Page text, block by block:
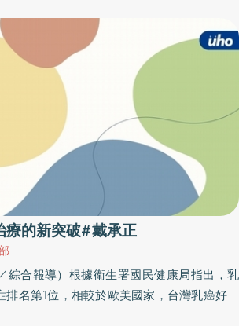
療的新突破#戴承正
綜合報導）根據衛生署國民健康局指出，乳
名第1位，相較於歐美國家，台灣乳癌好發